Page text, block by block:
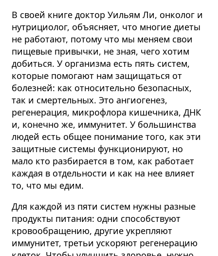
В своей книге доктор Уильям Ли, онколог и
нутрициолог, объясняет, что многие диеты
не работают, потому что мы меняем свои
пищевые привычки, не зная, чего хотим
добиться. У организма есть пять систем,
которые помогают нам защищаться от
болезней: как относительно безопасных,
так и смертельных. Это ангиогенез,
регенерация, микрофлора кишечника, ДНК
и, конечно же, иммунитет. У большинства
людей есть общее понимание того, как эти
защитные системы функционируют, но
мало кто разбирается в том, как работает
каждая в отдельности и как на нее влияет
то, что мы едим.
Для каждой из пяти систем нужны разные
продукты питания: одни способствуют
кровообращению, другие укрепляют
иммунитет, третьи ускоряют регенерацию